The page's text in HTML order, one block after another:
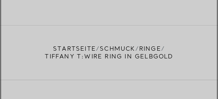
STARTSEITE SCHMUCK
RINGE
TIFFANY T:WIRE RING IN GELBGOLD